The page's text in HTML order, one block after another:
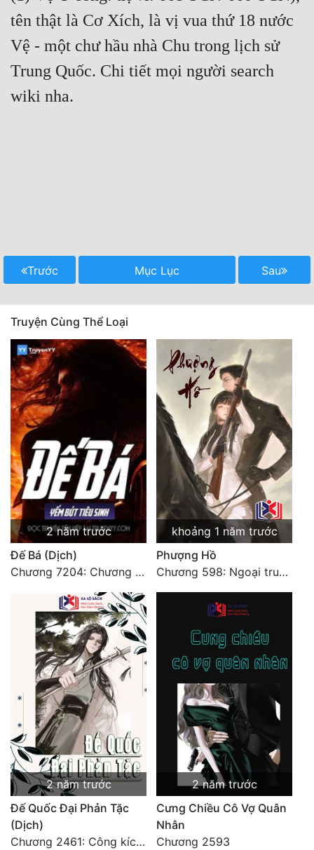
tên thật là Cơ Xích, là vị vua thứ 18 nước
Vệ - một chư hầu nhà Chu trong lịch sử
Trung Quốc. Chi tiết mọi người search
wiki nha.
Trước Mục Lục Sau
Truyện Cùng Thể Loại
2 năm trước
Đế Bá (Dịch)
Chương 7204: Chương 7204
khoảng 1 năm trước
Phượng Hồ
Chương 598: Ngoại truyện: Tiểu Tiểu Ký
2 năm trước
Đế Quốc Đại Phản Tặc
(Dịch)
Chương 2461: Công kích đại doanh!
2 năm trước
Cưng Chiều Cô Vợ Quân
Nhân
Chương 2593